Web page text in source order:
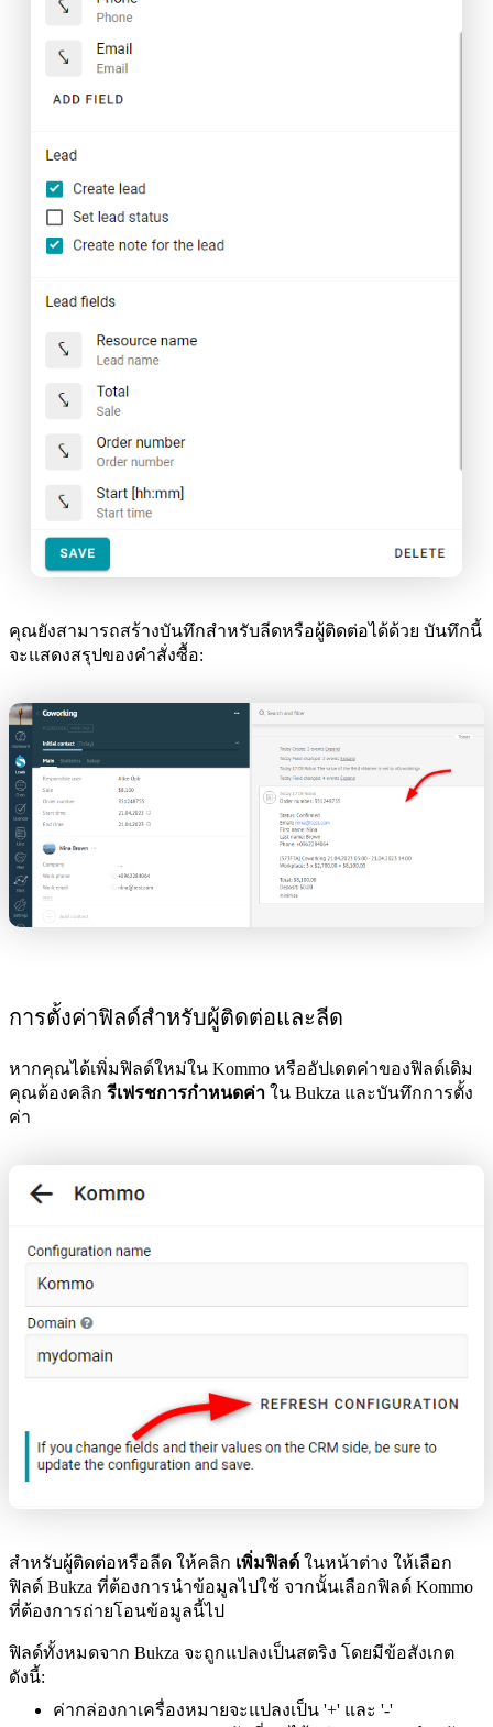
คุณยังสามารถสร้างบันทึกสำหรับลีดหรือผู้ติดต่อได้ด้วย บันทึกนี้
จะแสดงสรุปของคำสั่งซื้อ:
การตั้งค่าฟิลด์สำหรับผู้ติดต่อและลีด
หากคุณได้เพิ่มฟิลด์ใหม่ใน Kommo หรืออัปเดตค่าของฟิลด์เดิม
คุณต้องคลิก รีเฟรชการกำหนดค่า ใน Bukza และบันทึกการตั้ง
ค่า
สำหรับผู้ติดต่อหรือลีด ให้คลิก เพิ่มฟิลด์ ในหน้าต่าง ให้เลือก
ฟิลด์ Bukza ที่ต้องการนำข้อมูลไปใช้ จากนั้นเลือกฟิลด์ Kommo
ที่ต้องการถ่ายโอนข้อมูลนี้ไป
ฟิลด์ทั้งหมดจาก Bukza จะถูกแปลงเป็นสตริง โดยมีข้อสังเกต
ดังนี้:
ค่ากล่องกาเครื่องหมายจะแปลงเป็น '+' และ '-'